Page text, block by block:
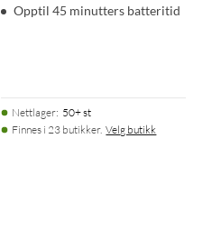
Opptil 45 minutters batteritid
Nettlager: 50+ st
Finnes i 23 butikker. Velg butikk